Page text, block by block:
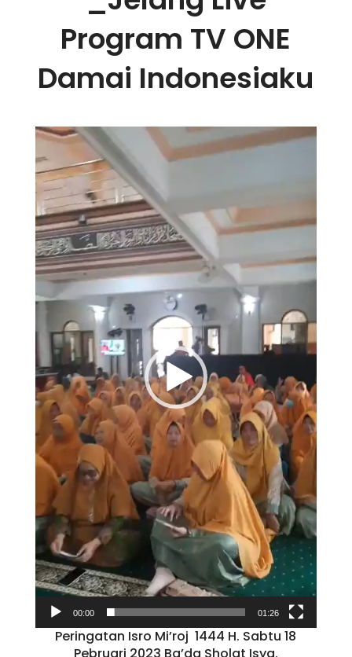
Program TV ONE
Damai Indonesiaku
Video
Player
00:00 01:26
Peringatan Isro Mi’roj 1444 H. Sabtu 18
Pebruari 2023 Ba’da Sholat Isya.